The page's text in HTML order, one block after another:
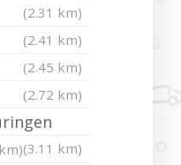
(2.31 km)
(2.41 km)
(2.45 km)
(2.72 km)
(3.11 km)